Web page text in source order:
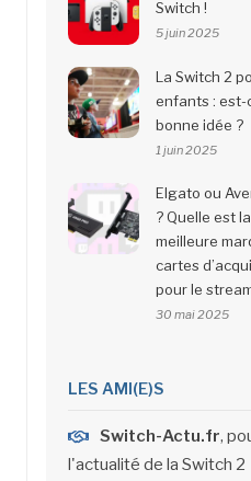
Switch !
5 juin 2025
La Switch 2
enfants : est-
bonne idée ?
1 juin 2025
Elgato ou
? Quelle est la
meilleure
cartes
pour le
30 mai 2025
LES AMI(E)S
Switch-Actu.fr,
l'actualité de la Switch 2